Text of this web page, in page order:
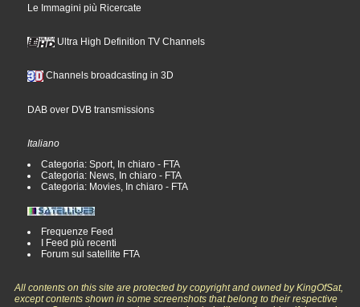
Le Immagini più Ricercate
Ultra High Definition TV Channels
Channels broadcasting in 3D
DAB over DVB transmissions
Italiano
Categoria: Sport, In chiaro - FTA
Categoria: News, In chiaro - FTA
Categoria: Movies, In chiaro - FTA
Frequenze Feed
I Feed più recenti
Forum sul satellite FTA
All contents on this site are protected by copyright and owned by KingOfSat,
except contents shown in some screenshots that belong to their respective